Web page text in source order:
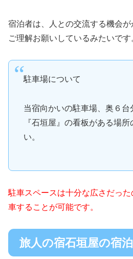
宿泊者は、人との交流する機会
ご理解お願いしているみたいです
駐車場について
当宿向かいの駐車場、奥６台
『石垣屋』の看板がある場
い。
駐車スペースは十分な広さだっ
車することが可能です。
旅人の宿石垣屋の宿